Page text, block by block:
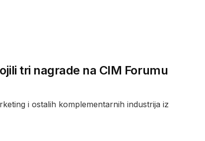
tri nagrade na CIM Forumu
i ostalih komplementarnih industrija iz